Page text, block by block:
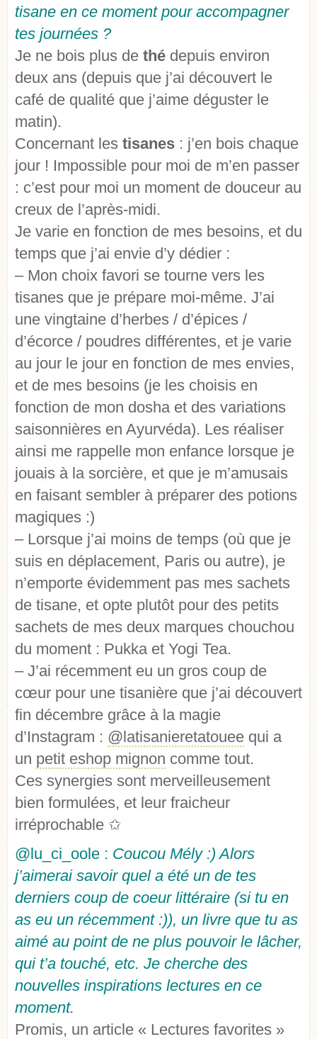
tisane en ce moment pour accompagner
tes journées ?
Je ne bois plus de thé depuis environ
deux ans (depuis que j’ai découvert le
café de qualité que j’aime déguster le
matin).
Concernant les tisanes : j’en bois chaque
jour ! Impossible pour moi de m’en passer
: c’est pour moi un moment de douceur au
creux de l’après-midi.
Je varie en fonction de mes besoins, et du
temps que j’ai envie d’y dédier :
– Mon choix favori se tourne vers les
tisanes que je prépare moi-même. J’ai
une vingtaine d’herbes / d’épices /
d’écorce / poudres différentes, et je varie
au jour le jour en fonction de mes envies,
et de mes besoins (je les choisis en
fonction de mon dosha et des variations
saisonnières en Ayurvéda). Les réaliser
ainsi me rappelle mon enfance lorsque je
jouais à la sorcière, et que je m’amusais
en faisant sembler à préparer des potions
magiques :)
– Lorsque j’ai moins de temps (où que je
suis en déplacement, Paris ou autre), je
n’emporte évidemment pas mes sachets
de tisane, et opte plutôt pour des petits
sachets de mes deux marques chouchou
du moment : Pukka et Yogi Tea.
– J’ai récemment eu un gros coup de
cœur pour une tisanière que j’ai découvert
fin décembre grâce à la magie
d’Instagram : @latisanieretatouee qui a
un petit eshop mignon comme tout.
Ces synergies sont merveilleusement
bien formulées, et leur fraicheur
irréprochable ✩
@lu_ci_oole : Coucou Mély :) Alors
j’aimerai savoir quel a été un de tes
derniers coup de coeur littéraire (si tu en
as eu un récemment :)), un livre que tu as
aimé au point de ne plus pouvoir le lâcher,
qui t’a touché, etc. Je cherche des
nouvelles inspirations lectures en ce
moment.
Promis, un article « Lectures favorites »